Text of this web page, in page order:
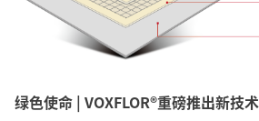
绿色使命 | VOXFLOR®重磅推出新技术